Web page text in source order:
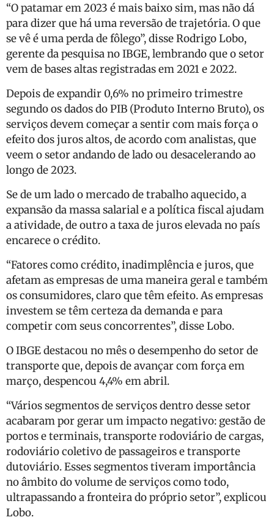
“O patamar em 2023 é mais baixo sim, mas não dá
para dizer que há uma reversão de trajetória. O que
se vê é uma perda de fôlego”, disse Rodrigo Lobo,
gerente da pesquisa no IBGE, lembrando que o setor
vem de bases altas registradas em 2021 e 2022.
Depois de expandir 0,6% no primeiro trimestre
segundo os dados do PIB (Produto Interno Bruto), os
serviços devem começar a sentir com mais força o
efeito dos juros altos, de acordo com analistas, que
veem o setor andando de lado ou desacelerando ao
longo de 2023.
Se de um lado o mercado de trabalho aquecido, a
expansão da massa salarial e a política fiscal ajudam
a atividade, de outro a taxa de juros elevada no país
encarece o crédito.
“Fatores como crédito, inadimplência e juros, que
afetam as empresas de uma maneira geral e também
os consumidores, claro que têm efeito. As empresas
investem se têm certeza da demanda e para
competir com seus concorrentes”, disse Lobo.
O IBGE destacou no mês o desempenho do setor de
transporte que, depois de avançar com força em
março, despencou 4,4% em abril.
“Vários segmentos de serviços dentro desse setor
acabaram por gerar um impacto negativo: gestão de
portos e terminais, transporte rodoviário de cargas,
rodoviário coletivo de passageiros e transporte
dutoviário. Esses segmentos tiveram importância
no âmbito do volume de serviços como todo,
ultrapassando a fronteira do próprio setor”, explicou
Lobo.